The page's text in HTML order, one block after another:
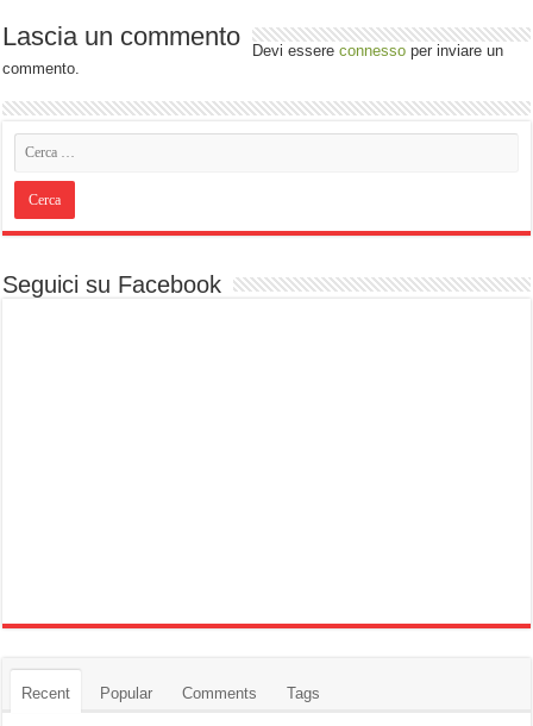
Lascia un commento Devi essereconnesso per inviare un
commento.
Seguici su Facebook
Recent Popular Comments Tags